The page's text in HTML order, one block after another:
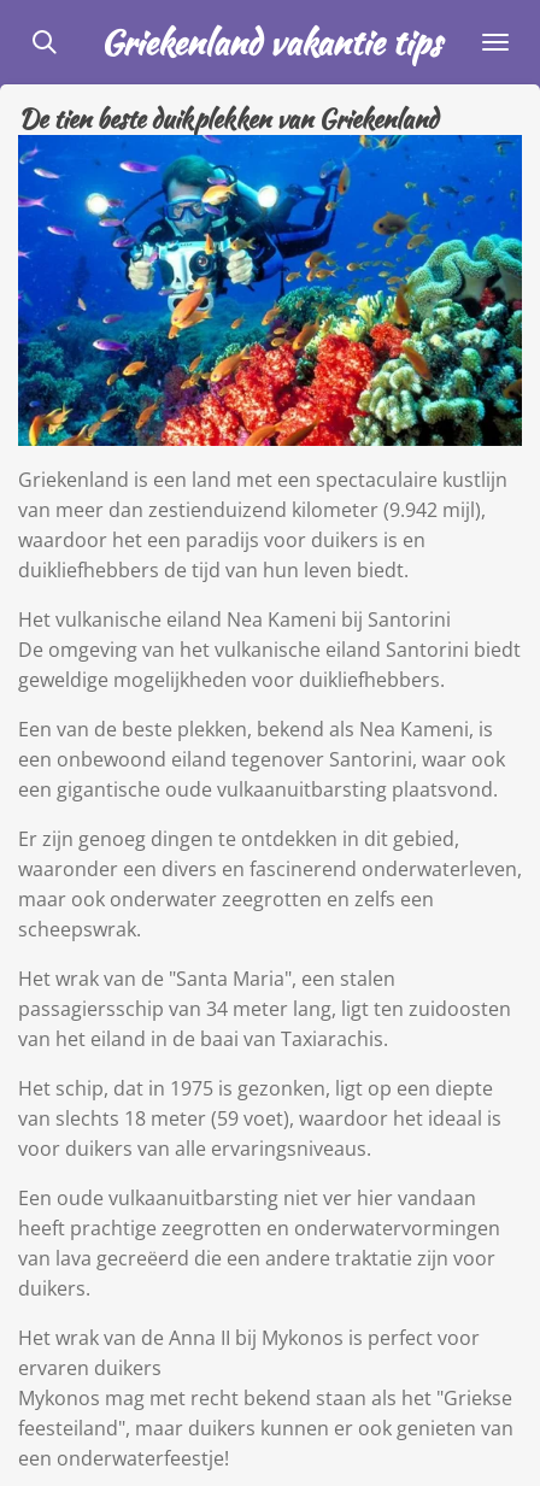
direct
naar
de
hoofdinhoud
Griekenland vakantie tips
De tien beste duikplekken van Griekenland
Griekenland is een land met een spectaculaire kustlijn
van meer dan zestienduizend kilometer (9.942 mijl),
waardoor het een paradijs voor duikers is en
duikliefhebbers de tijd van hun leven biedt.
Het vulkanische eiland Nea Kameni bij Santorini
De omgeving van het vulkanische eiland Santorini biedt
geweldige mogelijkheden voor duikliefhebbers.
Een van de beste plekken, bekend als Nea Kameni, is
een onbewoond eiland tegenover Santorini, waar ook
een gigantische oude vulkaanuitbarsting plaatsvond.
Er zijn genoeg dingen te ontdekken in dit gebied,
waaronder een divers en fascinerend onderwaterleven,
maar ook onderwater zeegrotten en zelfs een
scheepswrak.
Het wrak van de "Santa Maria", een stalen
passagiersschip van 34 meter lang, ligt ten zuidoosten
van het eiland in de baai van Taxiarachis.
Het schip, dat in 1975 is gezonken, ligt op een diepte
van slechts 18 meter (59 voet), waardoor het ideaal is
voor duikers van alle ervaringsniveaus.
Een oude vulkaanuitbarsting niet ver hier vandaan
heeft prachtige zeegrotten en onderwatervormingen
van lava gecreëerd die een andere traktatie zijn voor
duikers.
Het wrak van de Anna II bij Mykonos is perfect voor
ervaren duikers
Mykonos mag met recht bekend staan ​​als het "Griekse
feesteiland", maar duikers kunnen er ook genieten van
een onderwaterfeestje!